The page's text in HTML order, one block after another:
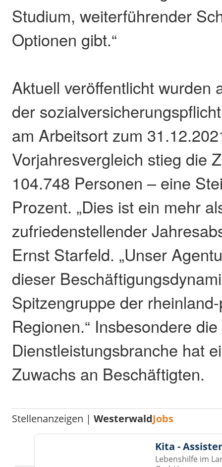
Studium, weiterführender
Optionen gibt.“
Aktuell veröffentlicht wurden
der
am Arbeitsort zum
Vorjahresvergleich stieg die
104.748 Personen – eine
Prozent. „Dies ist ein mehr
zufriedenstellender
Ernst Starfeld. „Unser
dieser
Spitzengruppe der
Regionen.“ Insbesondere die
Dienstleistungsbranche hat
Zuwachs an Beschäftigten.
Stellenanzeigen |WesterwaldJobs
Kita -
Lebenshilfe im